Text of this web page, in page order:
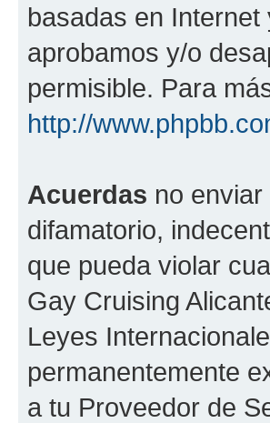
basadas en
aprobamos y/o
permisible. Para
http://
Acuerdas no
difamatorio,
que pueda violar
Gay Cruising
Leyes
permanentemente
a tu Proveedor de